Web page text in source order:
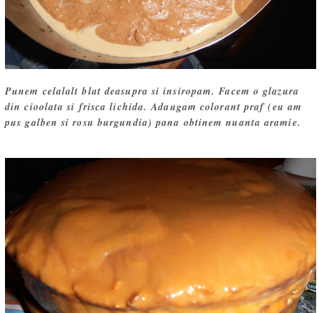
Punem celalalt blat deasupra si insiropam. Facem o glazura
din cioolata si frisca lichida. Adaugam colorant praf (eu am
pus galben si rosu burgundia) pana obtinem nuanta aramie.